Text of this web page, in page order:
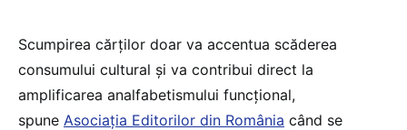
Scumpirea cărților doar va accentua scăderea
consumului cultural și va contribui direct la
amplificarea analfabetismului funcțional,
spune Asociația Editorilor din România când se